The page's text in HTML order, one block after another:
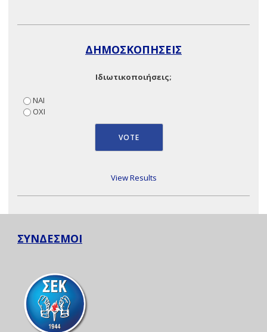
ΔΗΜΟΣΚΟΠΗΣΕΙΣ
Ιδιωτικοποιήσεις;
ΝΑΙ
ΟΧΙ
View Results
ΣΥΝΔΕΣΜΟΙ